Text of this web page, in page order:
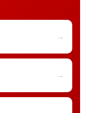
→
→